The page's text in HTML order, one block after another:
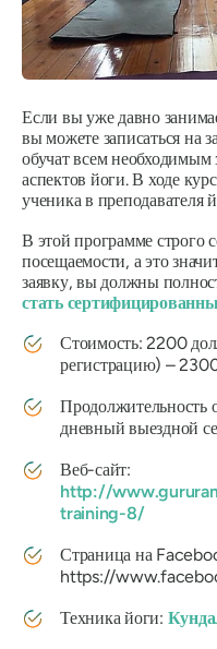
Если вы уже давно
вы можете записаться на
обучат всем
аспектов йоги. В ходе
ученика в преподавателя
В этой программе строго
посещаемости, а это
заявку, вы должны
стать
Стоимость: 2200
регистрацию) –
Продолжительность
дневный выездной
Веб-сайт:
http://
training-8/
Страница на
https://
Техника йоги: